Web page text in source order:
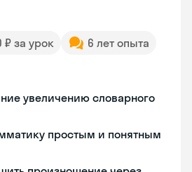
₽ за урок
6 лет опыта
увеличению словарного
простым и понятным